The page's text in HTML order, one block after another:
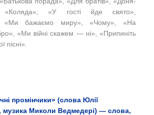
«Коляда», «У гості йде свято»,
«Ми бажаємо миру», «Чому», «На
«Ми війні скажем — ні», «Припиніть
пісні».
промінчики» (слова Юлії
музика Миколи Ведмедері) — слова,